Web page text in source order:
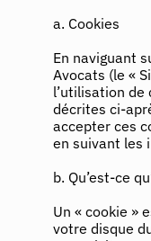
a. Cookies
En naviguant
Avocats (le «
l’utilisation de
décrites ci-
accepter ces
en suivant les
b. Qu’est-ce
Un « cookie »
votre disque